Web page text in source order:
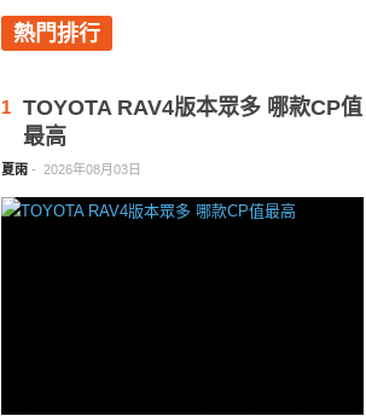
熱門排行
1
TOYOTA RAV4版本眾多 哪款CP值
最高
夏雨 - 2026年08月03日